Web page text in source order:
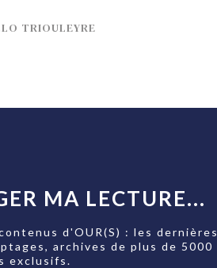
TRIOULEYRE
MA LECTURE...
d'OUR(S) : les dernières
archives de plus de 5000
exclusifs.